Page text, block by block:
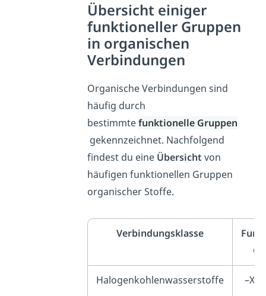
Übersicht einiger
funktioneller Gruppen
in organischen
Verbindungen
Organische Verbindungen sind
häufig durch
bestimmtefunktionelle Gruppen
gekennzeichnet. Nachfolgend
findest du eine Übersicht von
häufigen funktionellen Gruppen
organischer Stoffe.
Verbindungsklasse
Halogenkohlenwasserstoffe –X